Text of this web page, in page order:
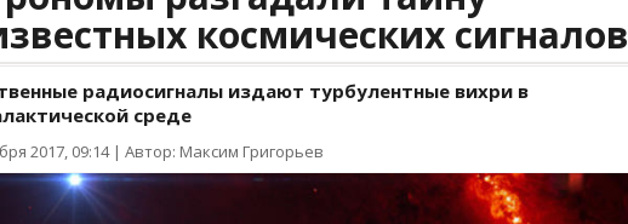
космических сигналов
радиосигналы издают турбулентные вихри в
среде
2017, 09:14| Автор: Максим Григорьев